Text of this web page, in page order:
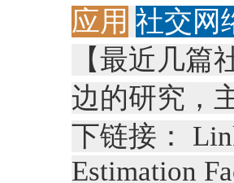
应用 社交网
【最近几篇
边的研究，
下链接：
Estimation